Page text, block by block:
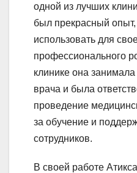
одной из лучших
был прекрасный
использовать для
профессионального
клинике она
врача и была
проведение
за обучение и
сотрудников.
В своей работе